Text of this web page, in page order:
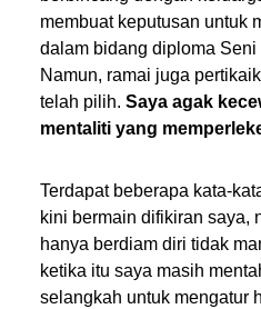
membuat keputusan untuk
dalam bidang diploma
Namun, ramai juga
telah pilih. Saya agak
mentaliti yang
Terdapat beberapa kata-
kini bermain difikiran saya,
hanya berdiam diri tidak
ketika itu saya masih
selangkah untuk mengatur